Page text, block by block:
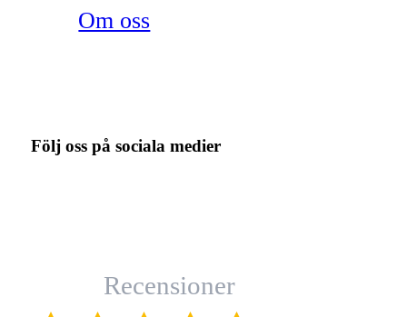
Om oss
Följ oss på sociala medier
Recensioner